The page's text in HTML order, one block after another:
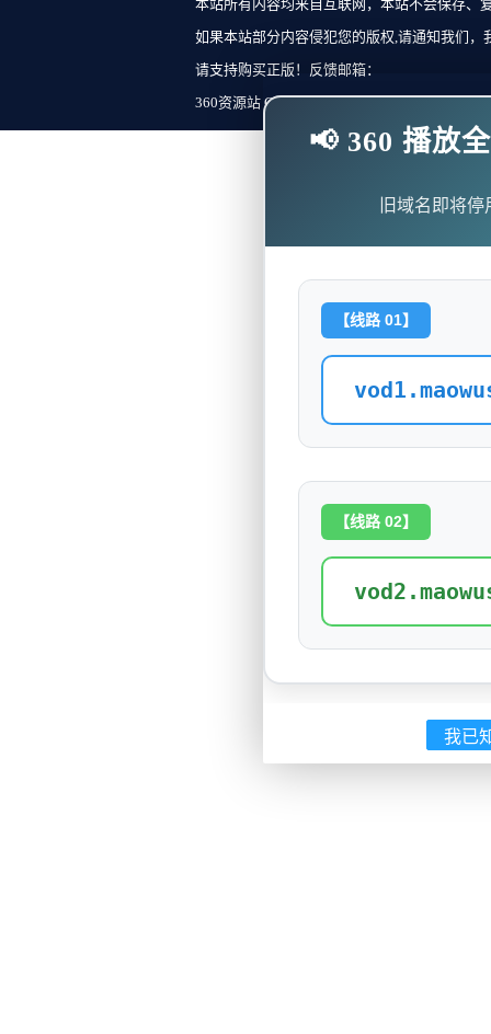
本站所有内容均来自互联网，本站不会保存、
如果本站部分内容侵犯您的版权,请通知我们
请支持购买正版！反馈邮箱：
360资源站 Copyright ©2018-2023 All Rights
📢 360 播放
旧域名即将
【线路 01】
【线路 02】
我已